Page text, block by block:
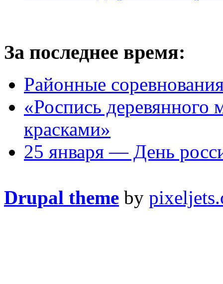
За последнее время:
Районные
«Роспись деревянного
красками»
25 января — День
Drupal theme by